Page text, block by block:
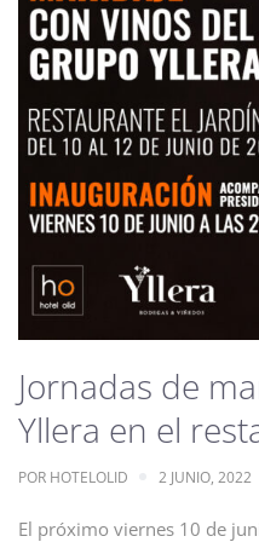
Jornadas de
Yllera en el
POR HOTELOLID 2 JUNIO, 2022
El próximo viernes 10 de